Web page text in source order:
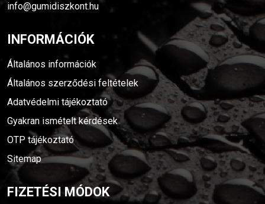
info@gumidiszkont.hu
INFORMÁCIÓK
Általános információk
Általános szerződési feltételek
Adatvédelmi tájékoztató
Gyakran ismételt kérdések
OTP tájékoztató
Sitemap
FIZETÉSI MÓDOK